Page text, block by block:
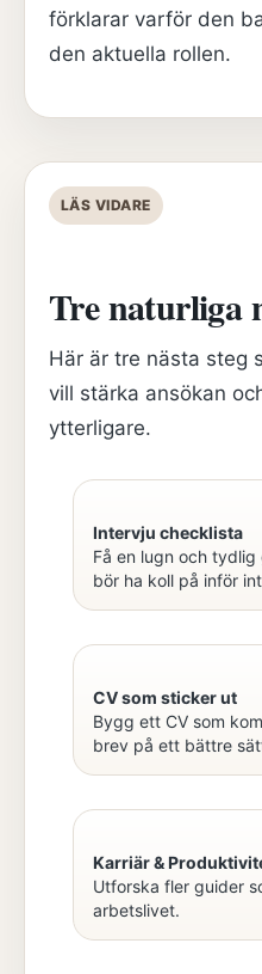
förklarar varför den
den aktuella rollen.
LÄS VIDARE
Tre naturliga
Här är tre nästa steg
vill stärka ansökan
ytterligare.
Intervju checklista
Få en lugn och
bör ha koll på inför
CV som sticker ut
Bygg ett CV som
brev på ett bättre
Karriär &
Utforska fler guider
arbetslivet.